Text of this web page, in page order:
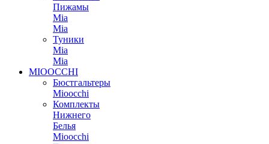
Пижамы
Mia
Mia
Туники
Mia
Mia
MIOOCCHI
Бюстгальтеры
Mioocchi
Комплекты
Нижнего
Белья
Mioocchi